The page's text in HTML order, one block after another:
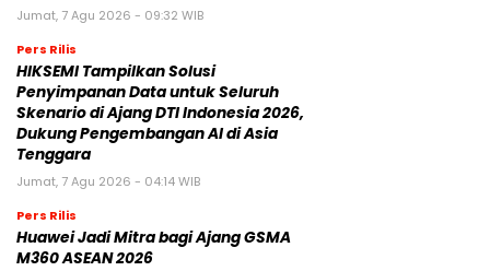
Jumat, 7 Agu 2026 - 09:32 WIB
Pers Rilis
HIKSEMI Tampilkan Solusi
Penyimpanan Data untuk Seluruh
Skenario di Ajang DTI Indonesia 2026,
Dukung Pengembangan AI di Asia
Tenggara
Jumat, 7 Agu 2026 - 04:14 WIB
Pers Rilis
Huawei Jadi Mitra bagi Ajang GSMA
M360 ASEAN 2026